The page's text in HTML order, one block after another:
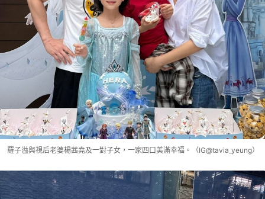
羅子溢與視后老婆楊茜堯及一對子女，一家四口美滿幸福。（IG@tavia_yeung）